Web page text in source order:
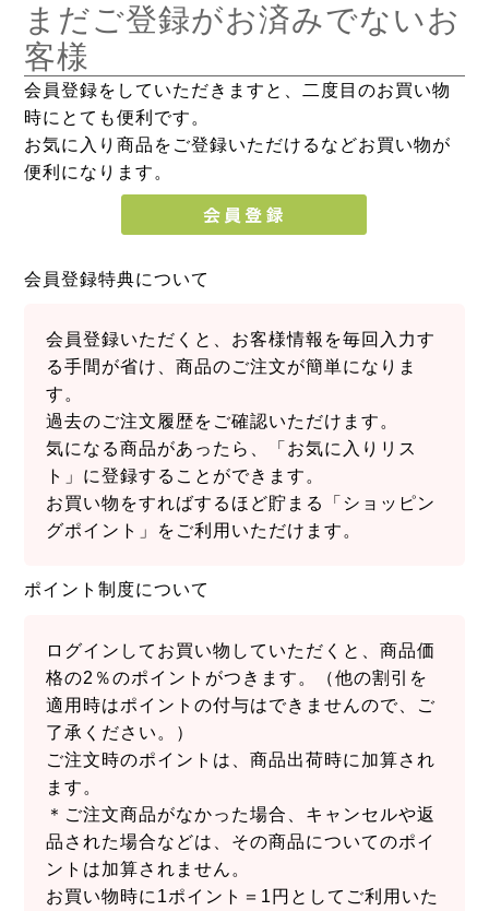
まだご登録がお済みでないお
客様
会員登録をしていただきますと、二度目のお買い物
時にとても便利です。
お気に入り商品をご登録いただけるなどお買い物が
便利になります。
会員登録特典について
会員登録いただくと、お客様情報を毎回入力す
る手間が省け、商品のご注文が簡単になりま
す。
過去のご注文履歴をご確認いただけます。
気になる商品があったら、「お気に入りリス
ト」に登録することができます。
お買い物をすればするほど貯まる「ショッピン
グポイント」をご利用いただけます。
ポイント制度について
ログインしてお買い物していただくと、商品価
格の2％のポイントがつきます。（他の割引を
適用時はポイントの付与はできませんので、ご
了承ください。）
ご注文時のポイントは、商品出荷時に加算され
ます。
＊ご注文商品がなかった場合、キャンセルや返
品された場合などは、その商品についてのポイ
ントは加算されません。
お買い物時に1ポイント＝1円としてご利用いた